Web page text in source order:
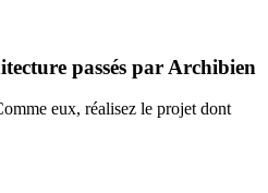
passés par Archibien
eux, réalisez le projet dont